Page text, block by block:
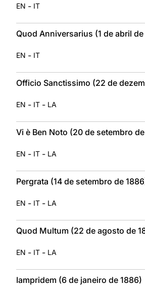
EN - IT
Quod Anniversarius (1 de abril de
EN - IT
Officio Sanctissimo (22 de
EN - IT - LA
Vi è Ben Noto (20 de setembro
EN - IT - LA
Pergrata (14 de setembro de
EN - IT - LA
Quod Multum (22 de agosto de
EN - IT - LA
Iampridem (6 de janeiro de 1886)